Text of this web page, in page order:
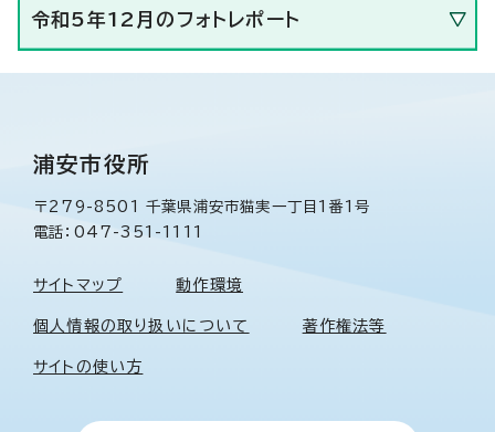
令和5年12月のフォトレポート
浦安市役所
〒279-8501 千葉県浦安市猫実一丁目1番1号
電話：047-351-1111
サイトマップ 動作環境
個人情報の取り扱いについて 著作権法等
サイトの使い方